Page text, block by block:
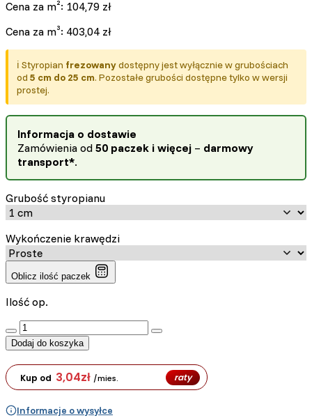
Cena za m²: 104,79 zł
Cena za m³: 403,04 zł
ℹ️ Styropian frezowanydostępny jest wyłącznie w grubościach
od 5 cm do 25 cm. Pozostałe grubości dostępne tylko w wersji
prostej.
Informacja o dostawie
Zamówienia od 50 paczek i więcej – darmowy
transport*.
Grubość styropianu
Wykończenie krawędzi
Oblicz ilość paczek
Ilość op.
:product_name quantity
Dodaj do koszyka
Kup od 3,04zł /mies. raty
Informacje o wysyłce